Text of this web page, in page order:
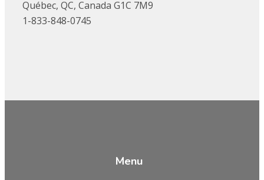
Québec, QC, Canada G1C 7M9
1-833-848-0745
Menu